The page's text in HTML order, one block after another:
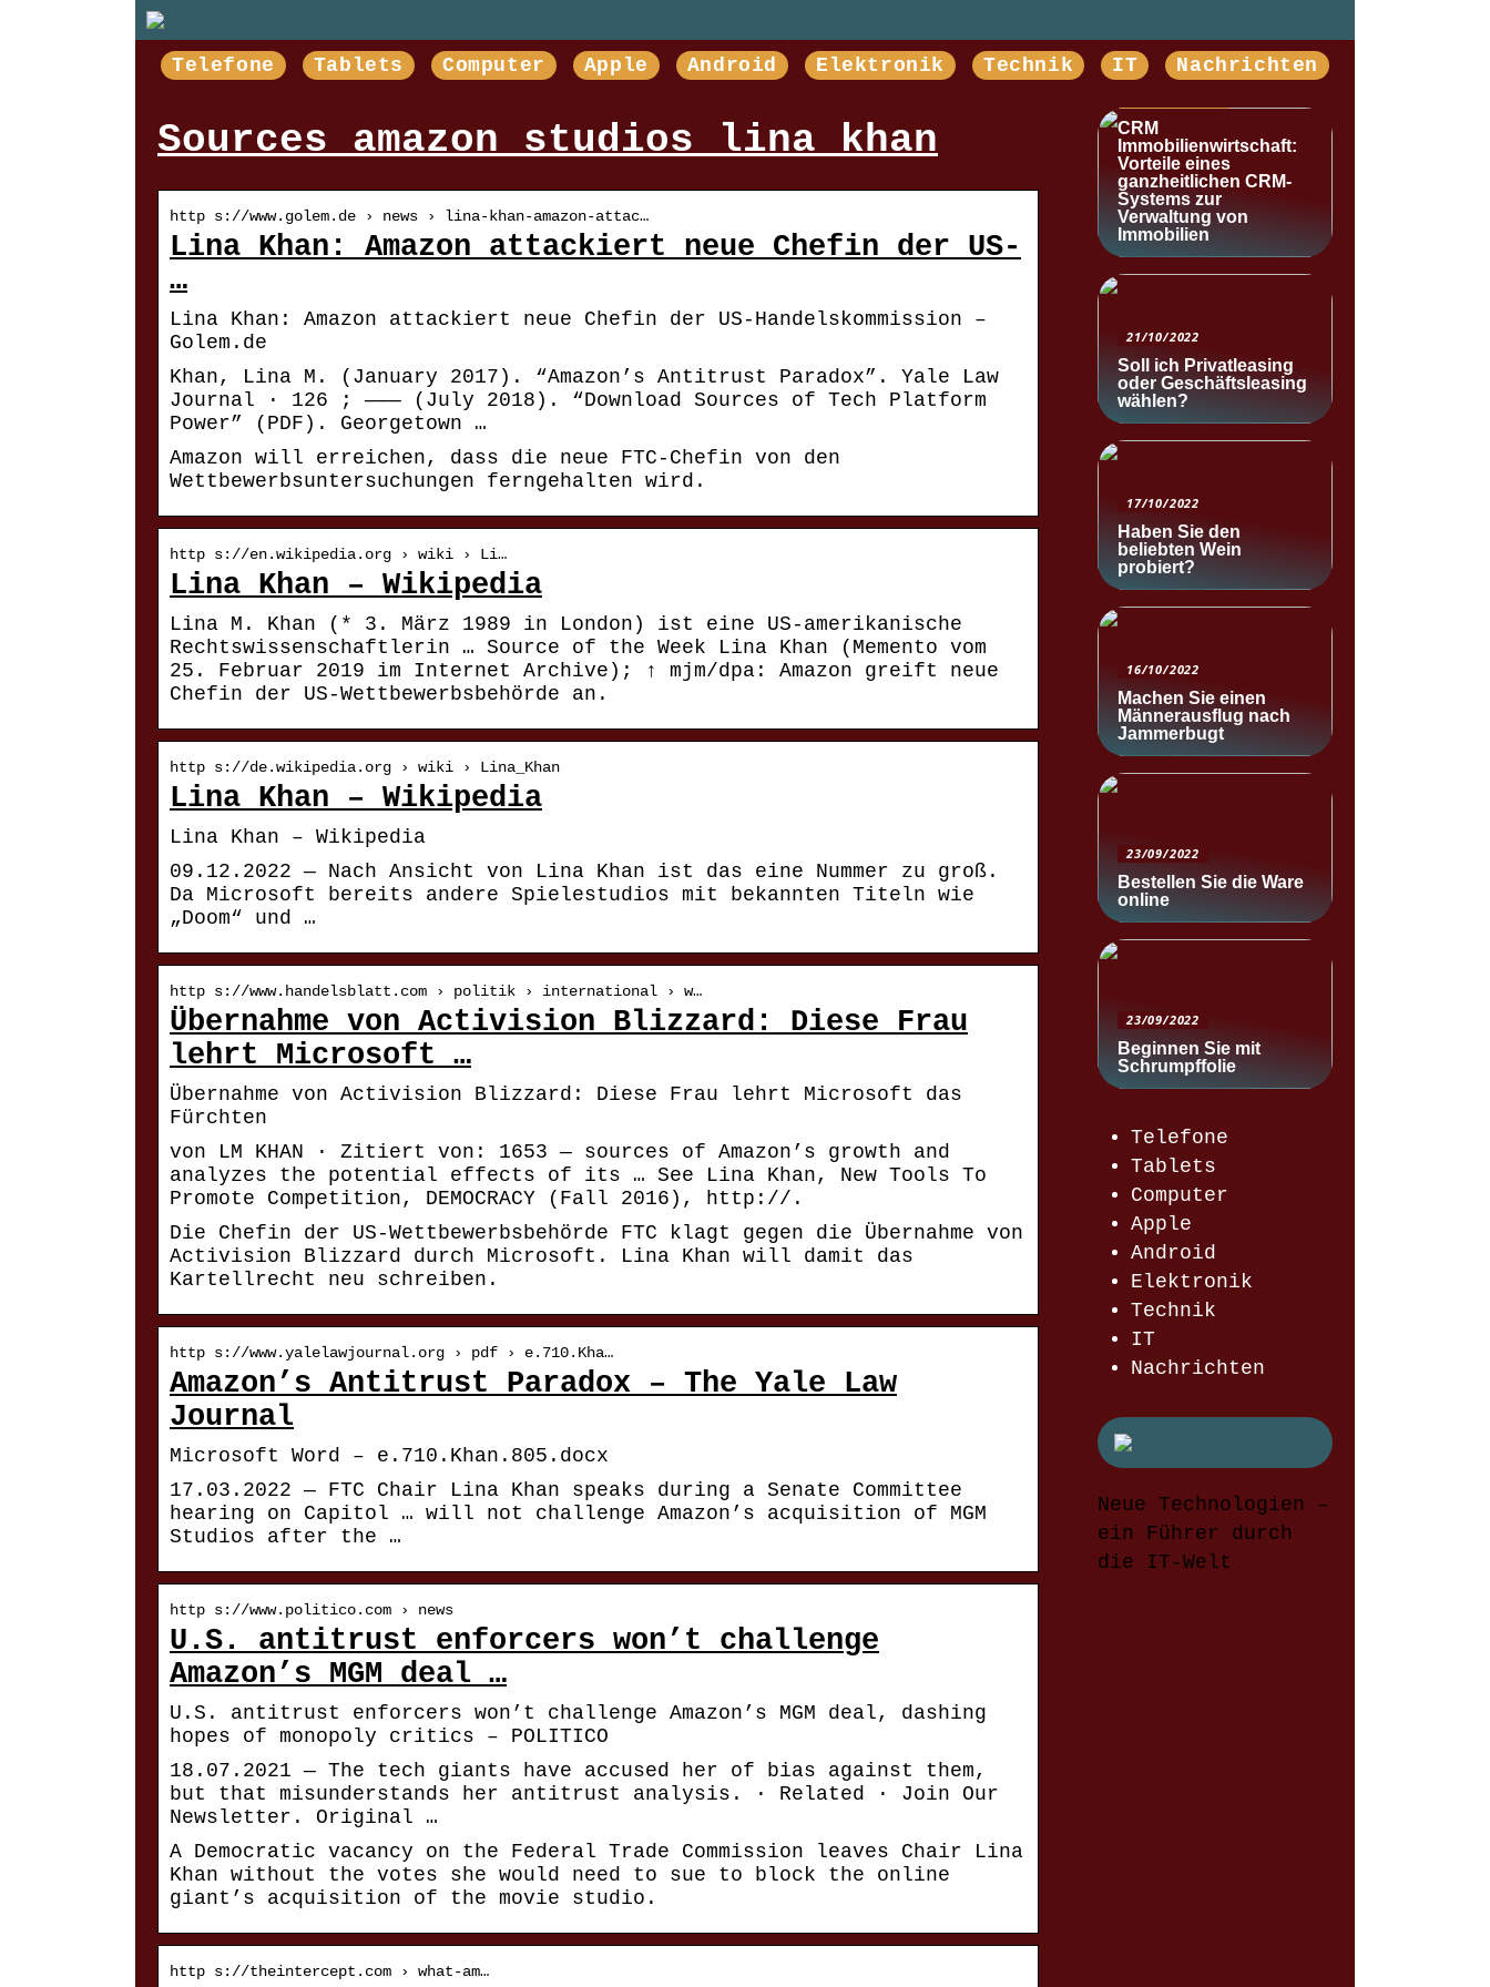
Telefone Tablets Computer Apple Android Elektronik Technik IT Nachrichten
Sources amazon studios lina khan
http s://www.golem.de › news › lina-khan-amazon-attac…
Lina Khan: Amazon attackiert neue Chefin der US-
…
Lina Khan: Amazon attackiert neue Chefin der US-Handelskommission –
Golem.de
Khan, Lina M. (January 2017). “Amazon’s Antitrust Paradox”. Yale Law
Journal · 126 ; ——— (July 2018). “Download Sources of Tech Platform
Power” (PDF). Georgetown …
Amazon will erreichen, dass die neue FTC-Chefin von den
Wettbewerbsuntersuchungen ferngehalten wird.
http s://en.wikipedia.org › wiki › Li…
Lina Khan – Wikipedia
Lina M. Khan (* 3. März 1989 in London) ist eine US-amerikanische
Rechtswissenschaftlerin … Source of the Week Lina Khan (Memento vom
25. Februar 2019 im Internet Archive); ↑ mjm/dpa: Amazon greift neue
Chefin der US-Wettbewerbsbehörde an.
http s://de.wikipedia.org › wiki › Lina_Khan
Lina Khan – Wikipedia
Lina Khan – Wikipedia
09.12.2022 — Nach Ansicht von Lina Khan ist das eine Nummer zu groß.
Da Microsoft bereits andere Spielestudios mit bekannten Titeln wie
„Doom“ und …
http s://www.handelsblatt.com › politik › international › w…
Übernahme von Activision Blizzard: Diese Frau
lehrt Microsoft …
Übernahme von Activision Blizzard: Diese Frau lehrt Microsoft das
Fürchten
von LM KHAN · Zitiert von: 1653 — sources of Amazon’s growth and
analyzes the potential effects of its … See Lina Khan, New Tools To
Promote Competition, DEMOCRACY (Fall 2016), http://.
Die Chefin der US-Wettbewerbsbehörde FTC klagt gegen die Übernahme von
Activision Blizzard durch Microsoft. Lina Khan will damit das
Kartellrecht neu schreiben.
http s://www.yalelawjournal.org › pdf › e.710.Kha…
Amazon’s Antitrust Paradox – The Yale Law
Journal
Microsoft Word – e.710.Khan.805.docx
17.03.2022 — FTC Chair Lina Khan speaks during a Senate Committee
hearing on Capitol … will not challenge Amazon’s acquisition of MGM
Studios after the …
http s://www.politico.com › news
U.S. antitrust enforcers won’t challenge
Amazon’s MGM deal …
U.S. antitrust enforcers won’t challenge Amazon’s MGM deal, dashing
hopes of monopoly critics – POLITICO
18.07.2021 — The tech giants have accused her of bias against them,
but that misunderstands her antitrust analysis. · Related · Join Our
Newsletter. Original …
A Democratic vacancy on the Federal Trade Commission leaves Chair Lina
Khan without the votes she would need to sue to block the online
giant’s acquisition of the movie studio.
http s://theintercept.com › what-am…
CRM
Immobilienwirtschaft:
Vorteile eines
ganzheitlichen CRM-
Systems zur
Verwaltung von
Immobilien
21/10/2022
Soll ich Privatleasing
oder Geschäftsleasing
wählen?
17/10/2022
Haben Sie den
beliebten Wein
probiert?
16/10/2022
Machen Sie einen
Männerausflug nach
Jammerbugt
23/09/2022
Bestellen Sie die Ware
online
23/09/2022
Beginnen Sie mit
Schrumpffolie
Telefone
Tablets
Computer
Apple
Android
Elektronik
Technik
IT
Nachrichten
Neue Technologien –
ein Führer durch
die IT-Welt